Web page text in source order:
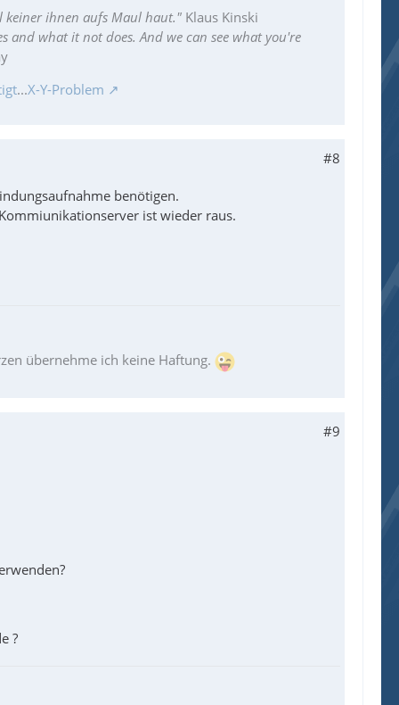
keiner ihnen aufs Maul haut." Klaus Kinski
and what it not does. And we can see what you're
...X-Y-Problem
#8
benötigen.
ist wieder raus.
übernehme ich keine Haftung.
#9
?